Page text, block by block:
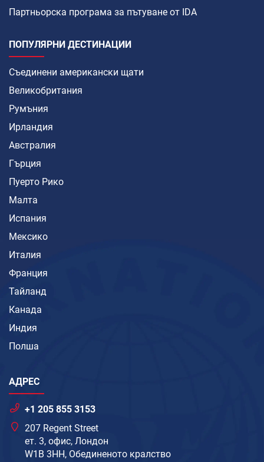
Партньорска програма за пътуване от IDA
ПОПУЛЯРНИ ДЕСТИНАЦИИ
Съединени американски щати
Великобритания
Румъния
Ирландия
Австралия
Гърция
Пуерто Рико
Малта
Испания
Мексико
Италия
Франция
Тайланд
Канада
Индия
Полша
АДРЕС
+1 205 855 3153
207 Regent Street
ет. 3, офис, Лондон
W1B 3HH, Обединеното кралство